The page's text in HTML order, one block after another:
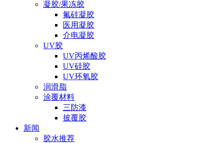
凝胶/果冻胶
氟硅凝胶
医用凝胶
介电凝胶
UV胶
UV丙烯酸胶
UV硅胶
UV环氧胶
润滑脂
涂覆材料
三防漆
披覆胶
新闻
胶水推荐